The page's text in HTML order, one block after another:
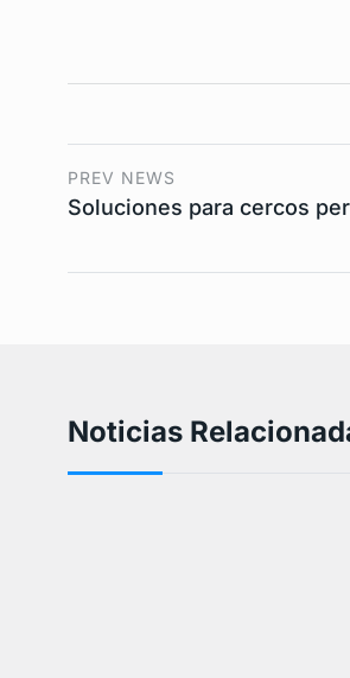
PREV NEWS
Soluciones para cercos
Noticias